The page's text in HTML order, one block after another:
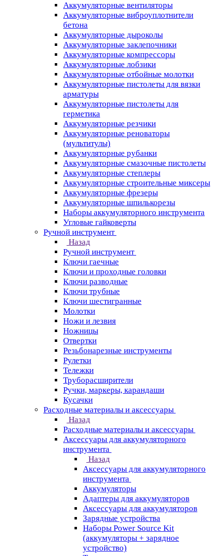
Аккумуляторные вентиляторы
Аккумуляторные виброуплотнители
бетона
Аккумуляторные дыроколы
Аккумуляторные заклепочники
Аккумуляторные компрессоры
Аккумуляторные лобзики
Аккумуляторные отбойные молотки
Аккумуляторные пистолеты для вязки
арматуры
Аккумуляторные пистолеты для
герметика
Аккумуляторные резчики
Аккумуляторные реноваторы
(мультитулы)
Аккумуляторные рубанки
Аккумуляторные смазочные пистолеты
Аккумуляторные степлеры
Аккумуляторные строительные миксеры
Аккумуляторные фрезеры
Аккумуляторные шпилькорезы
Наборы аккумуляторного инструмента
Угловые гайковерты
Ручной инструмент
Назад
Ручной инструмент
Ключи гаечные
Ключи и проходные головки
Ключи разводные
Ключи трубные
Ключи шестигранные
Молотки
Ножи и лезвия
Ножницы
Отвертки
Резьбонарезные инструменты
Рулетки
Тележки
Труборасширители
Ручки, маркеры, карандаши
Кусачки
Расходные материалы и аксессуары
Назад
Расходные материалы и аксессуары
Аксессуары для аккумуляторного
инструмента
Назад
Аксессуары для аккумуляторного
инструмента
Aккумуляторы
Адаптеры для аккумуляторов
Аксессуары для аккумуляторов
Зарядные устройства
Наборы Power Source Kit
(аккумуляторы + зарядное
устройство)